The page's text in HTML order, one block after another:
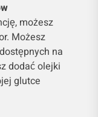
możesz
Możesz
na
dodać olejki
glutce